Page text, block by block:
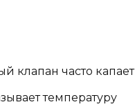
клапан часто капает
температуру